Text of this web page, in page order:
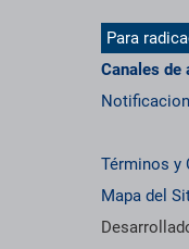
Para
Canales de
Términos y
Mapa del